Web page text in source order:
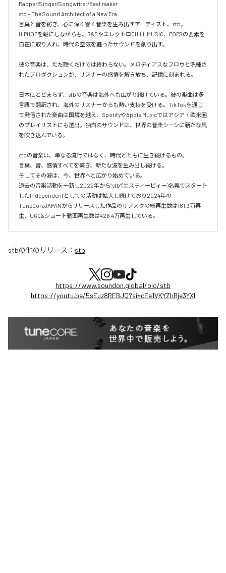
Rapper/Singer/Songwriter/Beat maker
stb – The Sound Architect of a New Era
言葉と音を紡ぎ、心に深く響く音楽を生み出すアーティスト、stb。
HIPHOPを軸にしながらも、R&BやエレクトロCHILL MUSIC、POPSの要素を
自在に取り入れ、時代の空気を纏ったサウンドを創り出す。
彼の音楽は、ただ聴くだけでは終わらない。メロディアスなフロウと洗練さ
れたプロダクションが、リスナーの感情を解き放ち、記憶に刻まれる。
日本にとどまらず、stbの音楽は海外へも広がり続けている。彼の楽曲は多
言語で翻訳され、海外のリスナーからも熱い支持を受ける。TikTokを通じ
て発信された楽曲は国境を越え、SpotifyやApple Musicではアジア・欧米圏
のプレイリストにも選出。独自のサウンドは、世界の音楽シーンに新たな風
を吹き込んでいる。
stbの音楽は、単なる流行ではなく、時代とともに生き続けるもの。
言葉、音、感情すべてを繋ぎ、新たな波を生み出し続ける。
そしてその波は、今、世界へと広がり始めている。
過去の音楽活動を一新し2022年から”stb”(エスティービィー)名義でスタート
したIndependentとしての活動は拡大し続けており2024年の
TuneCoreJAPANからリリースした作品のサブスクの総再生数は181.3万再
生、UGC&ショート動画再生数は426.4万再生している。
stbの他のリリース： stb
https://www.soundon.global/bio/stb
https://youtu.be/5sEuz8REBJQ?si=cEe1VKYZhRje3YXI